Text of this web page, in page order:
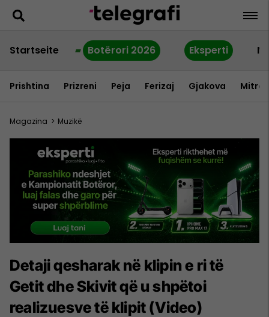
Startseite Botërori 2026 Eksperti
Prishtina Prizreni Peja Ferizaj Gjakova
Magazina > Muzikë
Detaji qesharak në klipin e ri të
Getit dhe Skivit që u shpëtoi
realizuesve të klipit (Video)